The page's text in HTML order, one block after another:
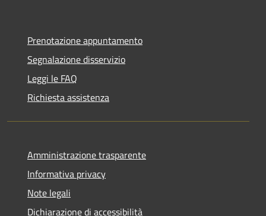
Prenotazione appuntamento
Segnalazione disservizio
Leggi le FAQ
Richiesta assistenza
Amministrazione trasparente
Informativa privacy
Note legali
Dichiarazione di accessibilità